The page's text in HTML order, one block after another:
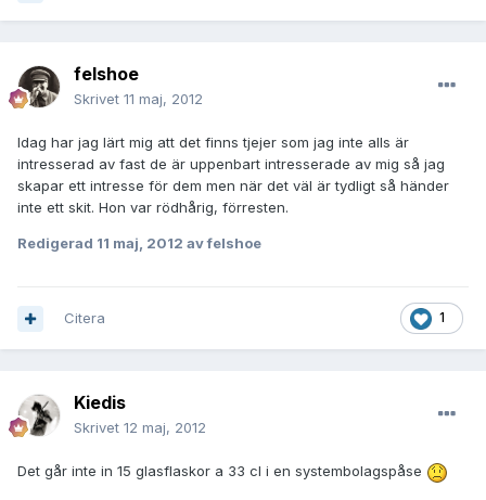
felshoe
Skrivet 11 maj, 2012
Idag har jag lärt mig att det finns tjejer som jag inte alls är
intresserad av fast de är uppenbart intresserade av mig så jag
skapar ett intresse för dem men när det väl är tydligt så händer
inte ett skit. Hon var rödhårig, förresten.
Redigerad 11 maj, 2012 av felshoe
1
Citera
Kiedis
Skrivet 12 maj, 2012
Det går inte in 15 glasflaskor a 33 cl i en systembolagspåse